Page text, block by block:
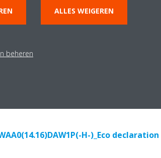
H-)_Eco
ALLES WEIGEREN
beheren